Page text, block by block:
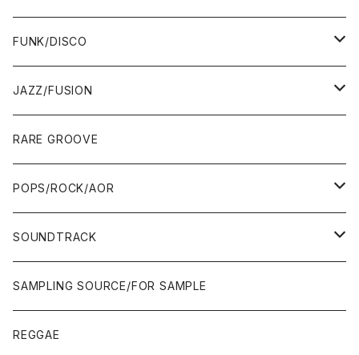
JAPAN ONLY RELEASE/REMIX
EARLY 90'S MIDDLE〜NEW SCHOOL
JAPAN ONLY RELEASE/REMIX
MID〜LATE 90'S
80'S OLD SCHOOL〜EARLY 90'S
MID〜LATE 90'S
CD/TAPE
CD-R/DEMO/SAMPLE
CD ALBUM
60'S/70'S
80'S
7"/12"
60'S/70'S
80'S
LP
60'S/70'S
80'S
12"/7"
60'S/70'S
80'S
FUNK/DISCO
LP
70'S
80'S
12"/7"
70'S
80'S
JAZZ/FUSION
JAZZ
FUSION
RARE GROOVE
POPS/ROCK/AOR
POPS/S.S.W.
ROCK/AOR
SOUNDTRACK
LP
JAPANESE
7"/12"
SAMPLING SOURCE/FOR SAMPLE
REGGAE